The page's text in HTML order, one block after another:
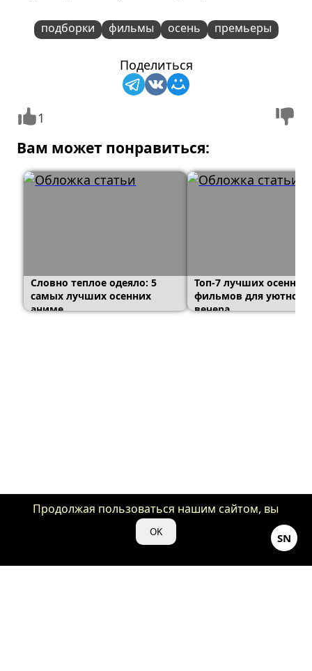
подборки фильмы осень премьеры
Поделиться
1
Вам может понравиться:
Словно теплое одеяло: 5
самых лучших осенних
аниме
Топ-7 лучших осенних
фильмов для уютного
вечера
SN
Продолжая пользоваться нашим сайтом, вы
даете нам свое согласие на использование
файлов cookie для аналитики и рекламы.
OK